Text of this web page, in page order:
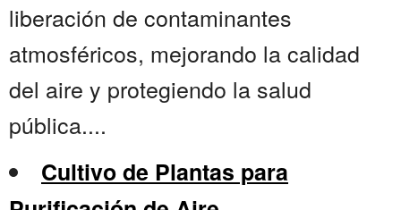
liberación de contaminantes
atmosféricos, mejorando la calidad
del aire y protegiendo la salud
pública....
Cultivo de Plantas para